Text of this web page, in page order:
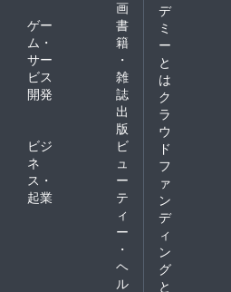
画
ゲー
ム・
サー
ビス
開発
書
籍
・
雑
誌
出
版
ビジ
ネ
ス・
起業
ビ
ュ
ー
テ
ィ
ー
・
ヘ
ル
デ
ミ
ー
と
は
ク
ラ
ウ
ド
フ
ァ
ン
デ
ィ
ン
グ
と